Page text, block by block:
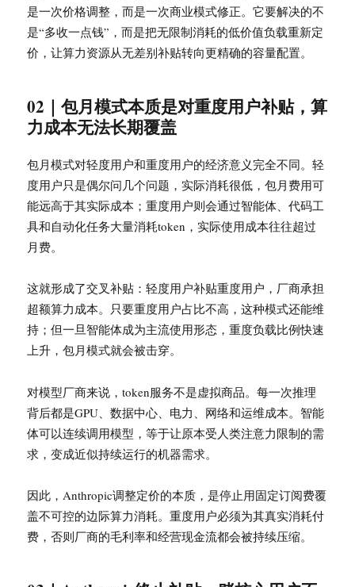
是一次价格调整，而是一次商业模式修正。它要解决的不
是“多收一点钱”，而是把无限制消耗的低价值负载重新定
价，让算力资源从无差别补贴转向更精确的容量配置。
02｜包月模式本质是对重度用户补贴，算
力成本无法长期覆盖
包月模式对轻度用户和重度用户的经济意义完全不同。轻
度用户只是偶尔问几个问题，实际消耗很低，包月费用可
能远高于其实际成本；重度用户则会通过智能体、代码工
具和自动化任务大量消耗token，实际使用成本往往超过
月费。
这就形成了交叉补贴：轻度用户补贴重度用户，厂商承担
超额算力成本。只要重度用户占比不高，这种模式还能维
持；但一旦智能体成为主流使用形态，重度负载比例快速
上升，包月模式就会被击穿。
对模型厂商来说，token服务不是虚拟商品。每一次推理
背后都是GPU、数据中心、电力、网络和运维成本。智能
体可以连续调用模型，等于让原本受人类注意力限制的需
求，变成近似持续运行的机器需求。
因此，Anthropic调整定价的本质，是停止用固定订阅费覆
盖不可控的边际算力消耗。重度用户必须为其真实消耗付
费，否则厂商的毛利率和经营现金流都会被持续压缩。